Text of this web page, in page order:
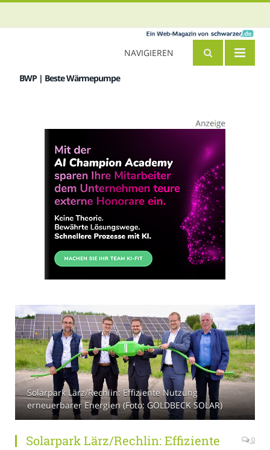
BWP | Beste Wärmepumpe
NAVIGIEREN
Solarpark Lärz/Rechlin: Effiziente Nutzung
erneuerbarer Energien (Foto: GOLDBECK SOLAR)
Solarpark Lärz/Rechlin: Effiziente
0